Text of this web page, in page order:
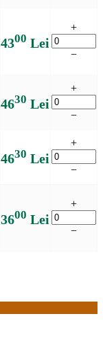
4300 Lei
+
−
4630 Lei
+
−
4630 Lei
+
−
3600 Lei
+
−